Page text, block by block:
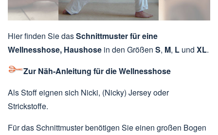
Hier finden Sie dasSchnittmuster für eine
Wellnesshose, Haushose in den Größen S, M, L und XL.
Zur Näh-Anleitung für die Wellnesshose
Als Stoff eignen sich Nicki, (Nicky) Jersey oder
Strickstoffe.
Für das Schnittmuster benötigen Sie einen großen Bogen